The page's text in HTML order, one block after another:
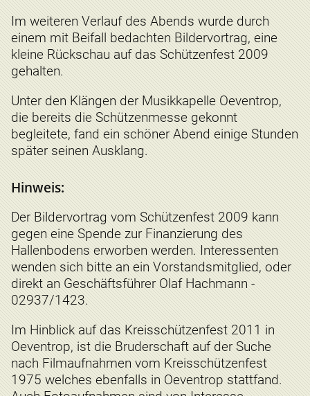
Im weiteren Verlauf des Abends wurde durch
einem mit Beifall bedachten Bildervortrag, eine
kleine Rückschau auf das Schützenfest 2009
gehalten.
Unter den Klängen der Musikkapelle Oeventrop,
die bereits die Schützenmesse gekonnt
begleitete, fand ein schöner Abend einige Stunden
später seinen Ausklang.
Hinweis:
Der Bildervortrag vom Schützenfest 2009 kann
gegen eine Spende zur Finanzierung des
Hallenbodens erworben werden. Interessenten
wenden sich bitte an ein Vorstandsmitglied, oder
direkt an Geschäftsführer Olaf Hachmann -
02937/1423.
Im Hinblick auf das Kreisschützenfest 2011 in
Oeventrop, ist die Bruderschaft auf der Suche
nach Filmaufnahmen vom Kreisschützenfest
1975 welches ebenfalls in Oeventrop stattfand.